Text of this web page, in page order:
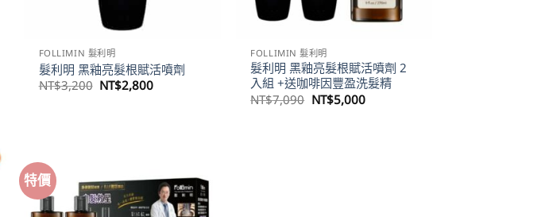
FOLLIMIN 髮利明
髮利明 黑釉亮髮根賦活噴劑
NT$3,200 原
NT$2,800目
FOLLIMIN 髮利明
髮利明 黑釉亮髮根賦活噴劑 2
入組 +送咖啡因豐盈洗髮精
NT$7,090 原
NT$5,000目
特價